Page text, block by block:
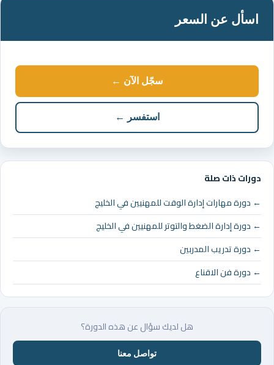
اسأل عن السعر
سجّل الآن ←
استفسر ←
دورات ذات صلة
← دورة مهارات إدارة الوقت للمهنيين في الخليج
← دورة إدارة الضغط والتوتر للمهنيين في الخليج
← دورة تدريب المدربين
← دورة فن الاقناع
هل لديك سؤال عن هذه الدورة؟
تواصل معنا